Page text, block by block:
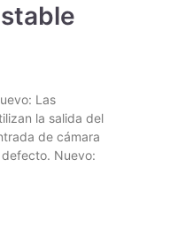
Las
la salida del
de cámara
Nuevo: